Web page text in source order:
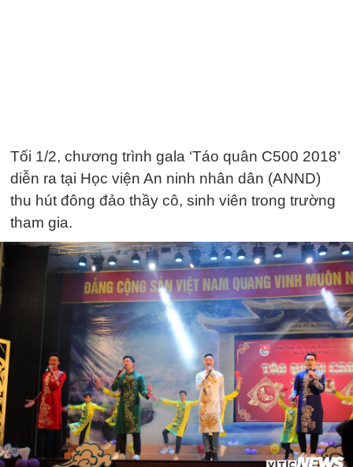
Tối 1/2, chương trình gala ‘Táo quân C500 2018’
diễn ra tại Học viện An ninh nhân dân (ANND)
thu hút đông đảo thầy cô, sinh viên trong trường
tham gia.